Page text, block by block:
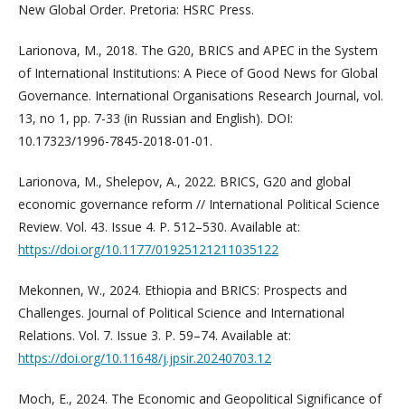
New Global Order. Pretoria: HSRC Press.
Larionova, M., 2018. The G20, BRICS and APEC in the System
of International Institutions: A Piece of Good News for Global
Governance. International Organisations Research Journal, vol.
13, no 1, pp. 7-33 (in Russian and English). DOI:
10.17323/1996-7845-2018-01-01.
Larionova, M., Shelepov, A., 2022. BRICS, G20 and global
economic governance reform // International Political Science
Review. Vol. 43. Issue 4. P. 512–530. Available at:
https://doi.org/10.1177/01925121211035122
Mekonnen, W., 2024. Ethiopia and BRICS: Prospects and
Challenges. Journal of Political Science and International
Relations. Vol. 7. Issue 3. P. 59–74. Available at:
https://doi.org/10.11648/j.jpsir.20240703.12
Moch, E., 2024. The Economic and Geopolitical Significance of